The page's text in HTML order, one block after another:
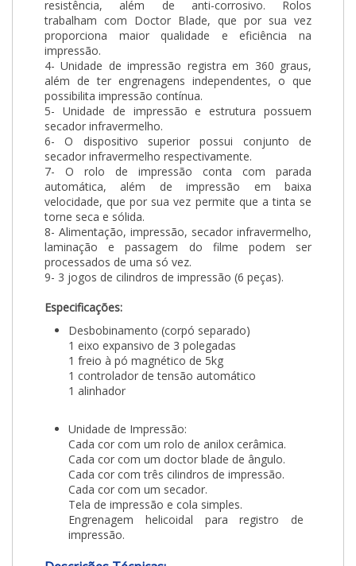
resistência, além de anti-corrosivo. Rolos
trabalham com Doctor Blade, que por sua vez
proporciona maior qualidade e eficiência na
impressão.
4- Unidade de impressão registra em 360 graus,
além de ter engrenagens independentes, o que
possibilita impressão contínua.
5- Unidade de impressão e estrutura possuem
secador infravermelho.
6- O dispositivo superior possui conjunto de
secador infravermelho respectivamente.
7- O rolo de impressão conta com parada
automática, além de impressão em baixa
velocidade, que por sua vez permite que a tinta se
torne seca e sólida.
8- Alimentação, impressão, secador infravermelho,
laminação e passagem do filme podem ser
processados de uma só vez.
9- 3 jogos de cilindros de impressão (6 peças).
Especificações:
Desbobinamento (corpó separado)
1 eixo expansivo de 3 polegadas
1 freio à pó magnético de 5kg
1 controlador de tensão automático
1 alinhador
Unidade de Impressão:
Cada cor com um rolo de anilox cerâmica.
Cada cor com um doctor blade de ângulo.
Cada cor com três cilindros de impressão.
Cada cor com um secador.
Tela de impressão e cola simples.
Engrenagem helicoidal para registro de
impressão.